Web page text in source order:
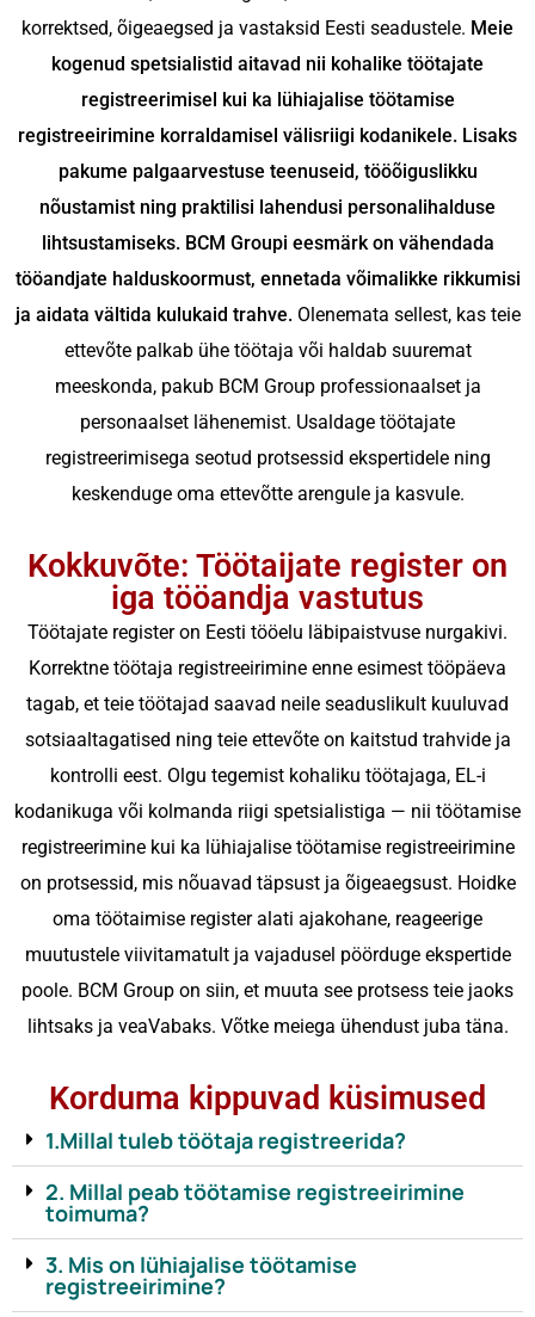
korrektsed, õigeaegsed ja vastaksid Eesti seadustele. Meie
kogenud spetsialistid aitavad nii kohalike töötajate
registreerimisel kui ka lühiajalise töötamise
registreeirimine korraldamisel välisriigi kodanikele. Lisaks
pakume palgaarvestuse teenuseid, tööõiguslikku
nõustamist ning praktilisi lahendusi personalihalduse
lihtsustamiseks. BCM Groupi eesmärk on vähendada
tööandjate halduskoormust, ennetada võimalikke rikkumisi
ja aidata vältida kulukaid trahve. Olenemata sellest, kas teie
ettevõte palkab ühe töötaja või haldab suuremat
meeskonda, pakub BCM Group professionaalset ja
personaalset lähenemist. Usaldage töötajate
registreerimisega seotud protsessid ekspertidele ning
keskenduge oma ettevõtte arengule ja kasvule.
Kokkuvõte: Töötaijate register on
iga tööandja vastutus
Töötajate register on Eesti tööelu läbipaistvuse nurgakivi.
Korrektne töötaja registreeirimine enne esimest tööpäeva
tagab, et teie töötajad saavad neile seaduslikult kuuluvad
sotsiaaltagatised ning teie ettevõte on kaitstud trahvide ja
kontrolli eest. Olgu tegemist kohaliku töötajaga, EL-i
kodanikuga või kolmanda riigi spetsialistiga — nii töötamise
registreerimine kui ka lühiajalise töötamise registreeirimine
on protsessid, mis nõuavad täpsust ja õigeaegsust. Hoidke
oma töötaimise register alati ajakohane, reageerige
muutustele viivitamatult ja vajadusel pöörduge ekspertide
poole. BCM Group on siin, et muuta see protsess teie jaoks
lihtsaks ja veaVabaks. Võtke meiega ühendust juba täna.
Korduma kippuvad küsimused
1.Millal tuleb töötaja registreerida?
2. Millal peab töötamise registreeirimine
toimuma?
3. Mis on lühiajalise töötamise
registreeirimine?